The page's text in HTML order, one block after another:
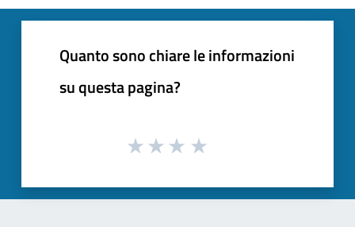
Quanto sono chiare le informazioni
su questa pagina?